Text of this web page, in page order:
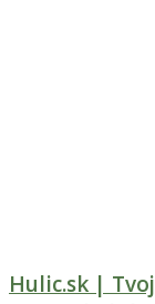
Hulic.sk |